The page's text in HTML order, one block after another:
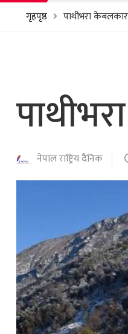
नेपाल
गृहपृष्ठ पाथीभरा
नेपाल राष्ट्रिय दैनिक